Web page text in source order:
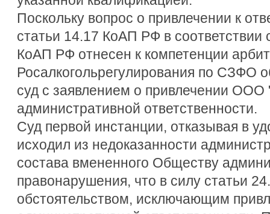
Поскольку вопрос о привлечении к
статьи 14.17 КоАП РФ в соответствии
КоАП РФ отнесен к компетенции
Росалкогольрегулирования по СЗФО
суд с заявлением о привлечении ООО
административной ответственности.
Суд первой инстанции, отказывая в
исходил из недоказанности
состава вмененного Обществу
правонарушения, что в силу статьи
обстоятельством, исключающим